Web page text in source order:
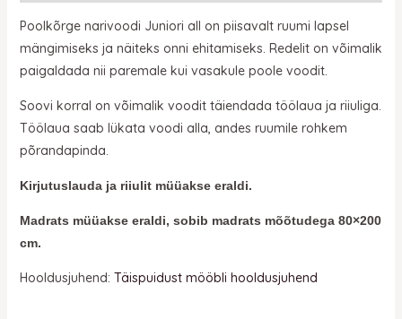
Poolkõrge narivoodi Juniori all on piisavalt ruumi lapsel
mängimiseks ja näiteks onni ehitamiseks. Redelit on võimalik
paigaldada nii paremale kui vasakule poole voodit.
Soovi korral on võimalik voodit täiendada töölaua ja riiuliga.
Töölaua saab lükata voodi alla, andes ruumile rohkem
põrandapinda.
Kirjutuslauda ja riiulit müüakse eraldi.
Madrats müüakse eraldi, sobib madrats mõõtudega 80×200
cm.
Hooldusjuhend: Täispuidust mööbli hooldusjuhend